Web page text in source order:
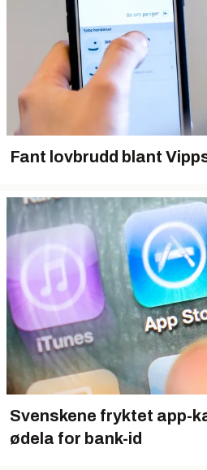
Fant lovbrudd blant
Svenskene fryktet app-
ødela for bank-id